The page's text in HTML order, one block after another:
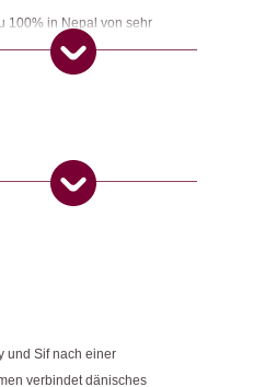
100% in Nepal von sehr
Unternehmen.
und Sif nach einer
verbindet dänisches